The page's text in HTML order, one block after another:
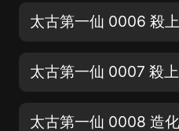
太古第一仙 0006 殺
太古第一仙 0007 殺
太古第一仙 0008 造